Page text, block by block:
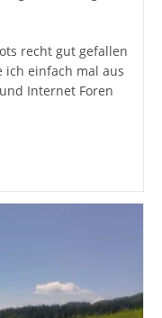
recht gut gefallen
ich einfach mal aus
Internet Foren